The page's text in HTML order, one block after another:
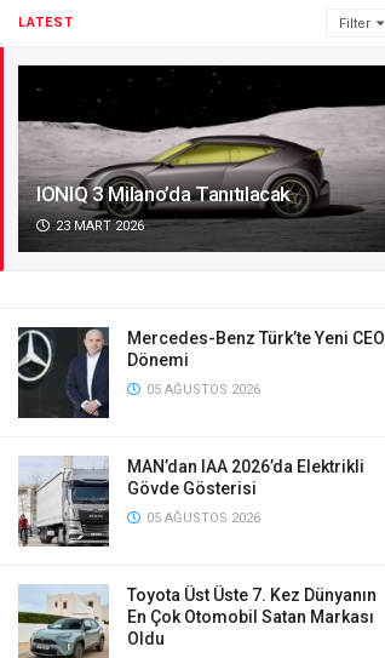
LATEST Filter
IONIQ 3 Milano’da Tanıtılacak
23 MART 2026
Mercedes-Benz Türk’te Yeni CEO
Dönemi
05 AĞUSTOS 2026
MAN’dan IAA 2026’da Elektrikli
Gövde Gösterisi
05 AĞUSTOS 2026
Toyota Üst Üste 7. Kez Dünyanın
En Çok Otomobil Satan Markası
Oldu